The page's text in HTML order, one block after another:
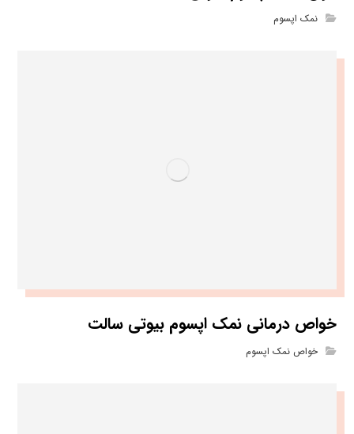
نمک اپسوم
خواص درمانی نمک اپسوم بیوتی سالت
خواص نمک اپسوم